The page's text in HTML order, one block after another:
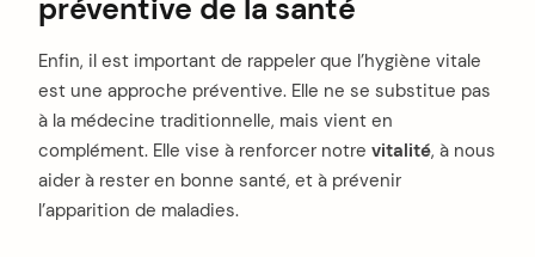
préventive de la santé
Enfin, il est important de rappeler que l’hygiène vitale
est une approche préventive. Elle ne se substitue pas
à la médecine traditionnelle, mais vient en
complément. Elle vise à renforcer notre vitalité, à nous
aider à rester en bonne santé, et à prévenir
l’apparition de maladies.